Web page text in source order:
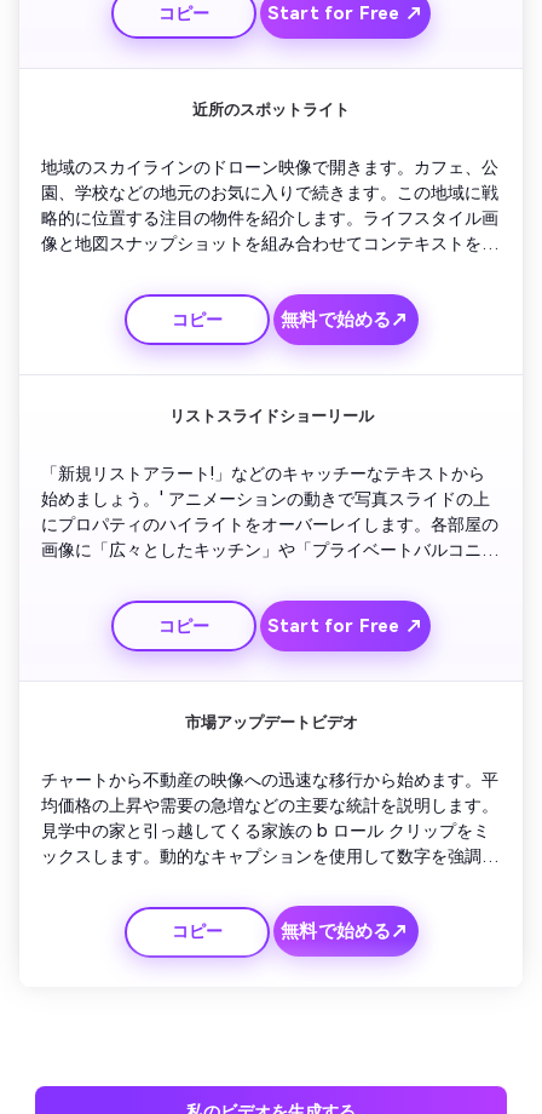
たいフリッパーやインテリアデザイナーに最適です。ブラン
ドの連絡先情報で最後に相談を招待します。
コピー Start for Free ↗
近所のスポットライト
地域のスカイラインのドローン映像で開きます。カフェ、公
園、学校などの地元のお気に入りで続きます。この地域に戦
略的に位置する注目の物件を紹介します。ライフスタイル画
像と地図スナップショットを組み合わせてコンテキストを作
ナレーションを使用してください。ホームツアーを奨励する
温かい行動への呼びかけで締めくくります。
コピー 無料で始める↗
リストスライドショーリール
「新規リストアラート!」などのキャッチーなテキストから
始めましょう。' アニメーションの動きで写真スライドの上
にプロパティのハイライトをオーバーレイします。各部屋の
画像に「広々としたキッチン」や「プライベートバルコニ
します。雰囲気に合ったBGMを選びましょう。最後に、売り
手の連絡先の詳細と、ソーシャルメディアの準備ができてい
ると感じる簡単なブランドアウトロで終わります。
コピー Start for Free ↗
市場アップデートビデオ
チャートから不動産の映像への迅速な移行から始めます。平
均価格の上昇や需要の急増などの主要な統計を説明します。
見学中の家と引っ越してくる家族の b ロール クリップをミ
ックスします。動的なキャプションを使用して数字を強調し
さい。最後に、視聴者があなたのウェブサイトの新しいリス
トを探索するようにガイドするCTAで終わります。
コピー 無料で始める↗